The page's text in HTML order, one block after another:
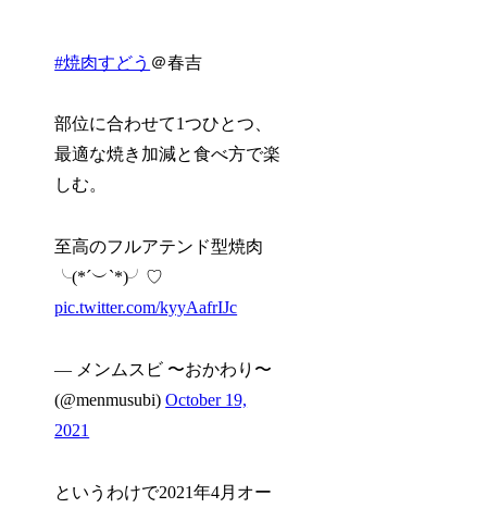
#焼肉すどう ＠春吉
部位に合わせて1つひとつ、
最適な焼き加減と食べ方で楽
しむ。
至高のフルアテンド型焼肉
╰(*´︶`*)╯♡
pic.twitter.com/kyyAafrIJc
— メンムスビ 〜おかわり〜
(@menmusubi)October 19,
2021
というわけで2021年4月オー